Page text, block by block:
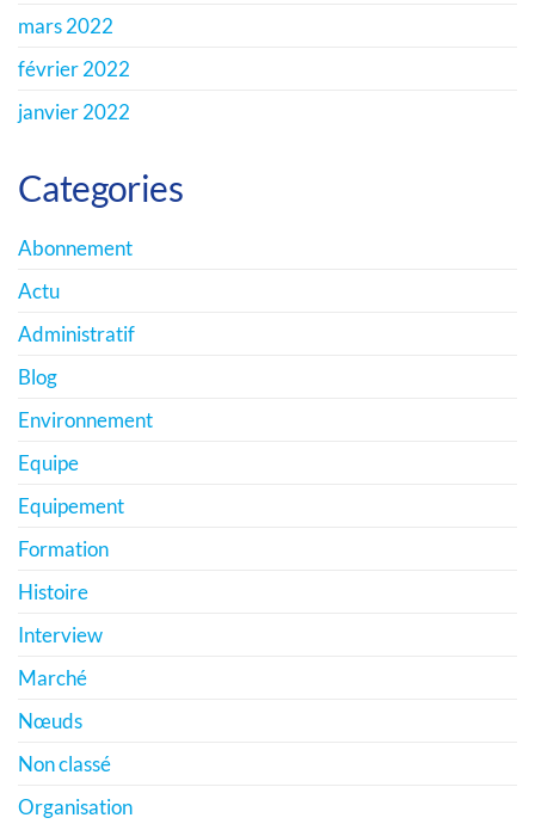
mars 2022
février 2022
janvier 2022
Categories
Abonnement
Actu
Administratif
Blog
Environnement
Equipe
Equipement
Formation
Histoire
Interview
Marché
Nœuds
Non classé
Organisation